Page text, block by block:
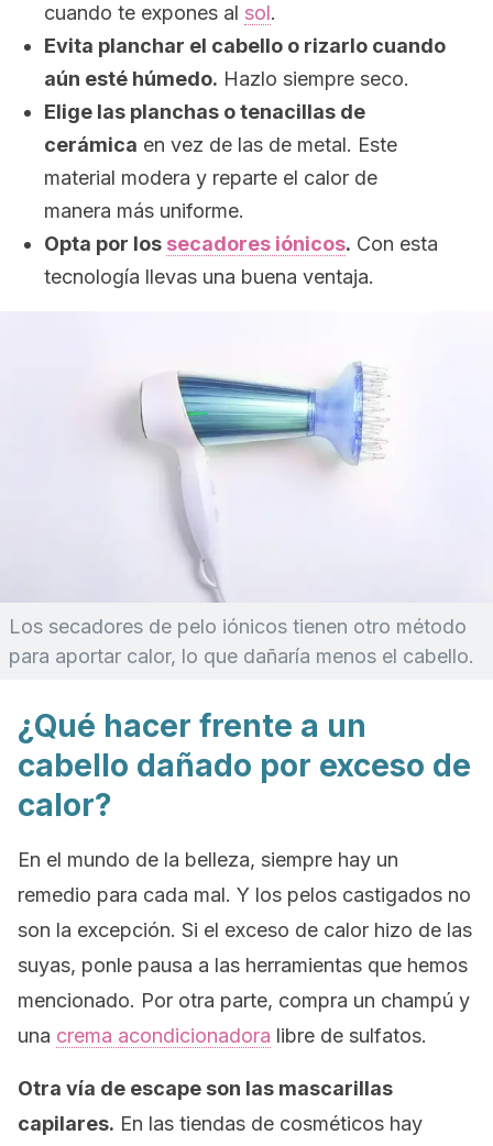
cuando te expones al sol.
Evita planchar el cabello o rizarlo cuando
aún esté húmedo. Hazlo siempre seco.
Elige las planchas o tenacillas de
cerámica en vez de las de metal. Este
material modera y reparte el calor de
manera más uniforme.
Opta por los secadores iónicos. Con esta
tecnología llevas una buena ventaja.
Los secadores de pelo iónicos tienen otro método
para aportar calor, lo que dañaría menos el cabello.
¿Qué hacer frente a un
cabello dañado por exceso de
calor?
En el mundo de la belleza, siempre hay un
remedio para cada mal. Y los pelos castigados no
son la excepción. Si el exceso de calor hizo de las
suyas, ponle pausa a las herramientas que hemos
mencionado. Por otra parte, compra un champú y
una crema acondicionadora libre de sulfatos.
Otra vía de escape son las mascarillas
capilares. En las tiendas de cosméticos hay